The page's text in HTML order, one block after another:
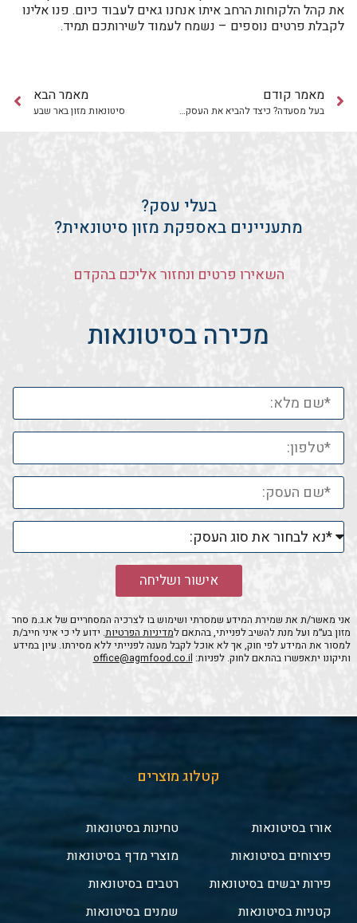
את קהל הלקוחות הרחב איתו אנחנו גאים לעבוד כיום. פנו אלינו
לקבלת פרטים נוספים – נשמח לעמוד לשירותכם תמיד.
מאמר קודם
בעל מסעדה? כיצד להביא את העסק להצלחה מיטבית עם מזון איכותי
מאמר הבא
סיטונאות מזון באר שבע
בעלי עסק?
מתעניינים באספקת מזון סיטונאית?
השאירו פרטים ונחזור אליכם בהקדם
מכירה בסיטונאות
אישור ושליחה
אני מאשר/ת את שמירת המידע שמסרתי ושימוש בו לצרכיה המסחריים של א.ג.מ סחר
מזון בע״מ ועל מנת להשיב לפנייתי, בהתאם למדיניות הפרטיות. ידוע לי כי איני חייב/ת
למסור את המידע לפי חוק, אך לא אוכל לקבל מענה לפנייתי ללא מסירתו. עיון במידע
ותיקונו יתאפשרו בהתאם לחוק. לפניות: office@agmfood.co.il
קטלוג מוצרים
אורז בסיטונאות
פיצוחים בסיטונאות
פירות יבשים בסיטונאות
קטניות בסיטונאות
טחינות בסיטונאות
מוצרי מדף בסיטונאות
רטבים בסיטונאות
שמנים בסיטונאות